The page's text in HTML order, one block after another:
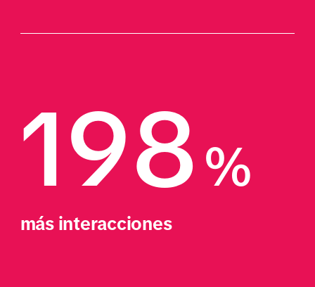
198 %
más interacciones